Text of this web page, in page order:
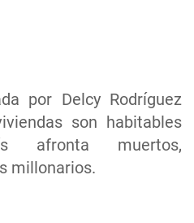
por Delcy Rodríguez
son habitables
afronta muertos,
millonarios.